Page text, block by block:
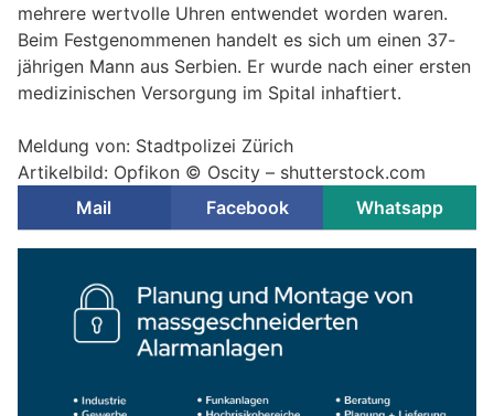
mehrere wertvolle Uhren entwendet worden waren.
Beim Festgenommenen handelt es sich um einen 37-
jährigen Mann aus Serbien. Er wurde nach einer ersten
medizinischen Versorgung im Spital inhaftiert.
Meldung von: Stadtpolizei Zürich
Artikelbild: Opfikon © Oscity – shutterstock.com
Mail
Facebook Whatsapp